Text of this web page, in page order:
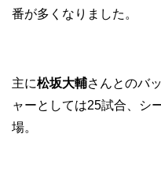
番が多くなりました。
主に松坂大輔さんとのバ
ャーとしては25試合、シ
場。